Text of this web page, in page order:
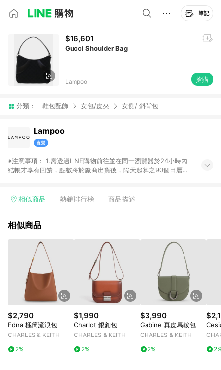
筆記
$16,601
Gucci Shoulder Bag
Lampoo 搶購
分類： 鞋包配飾 女包/皮夾 女側/ 斜背包
Lampoo
※注意事項： 1.需透過LINE購物前往並在同一瀏覽器於24小時內
結帳才享有回饋，點數將於廠商出貨後，隔天起算之90個日曆天
差異。 4.若於商家App下單，不符合LINE購物導購資格。
相似商品 熱銷排行榜 商品描述
相似商品
$2,790
Edna 極簡流浪包
CHARLES & KEITH
2%
$1,990
Charlot 銀釦包
CHARLES & KEITH
2%
$3,990
Gabine 真皮馬鞍包
CHARLES & KEITH
2%